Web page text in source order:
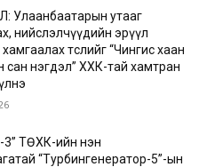
Улаанбаатарын утааг
нийслэлчүүдийн эрүүл
төслийг “Чингис хаан
сан нэгдэл” ХХК-тай хамтран
3” ТӨХК-ийн нэн
“Турбингенератор-5”-ын